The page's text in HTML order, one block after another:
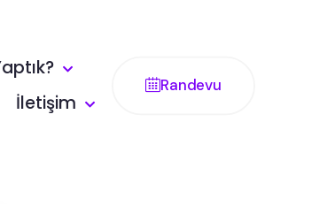
İletişim
Randevu